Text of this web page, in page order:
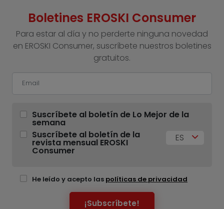
Boletines EROSKI Consumer
Para estar al día y no perderte ninguna novedad
en EROSKI Consumer, suscríbete nuestros boletines
gratuitos.
Suscríbete al boletín de Lo Mejor de la
semana
Suscríbete al boletín de la
revista mensual EROSKI
Consumer
ES
He leído y acepto las políticas de privacidad
¡Subscríbete!